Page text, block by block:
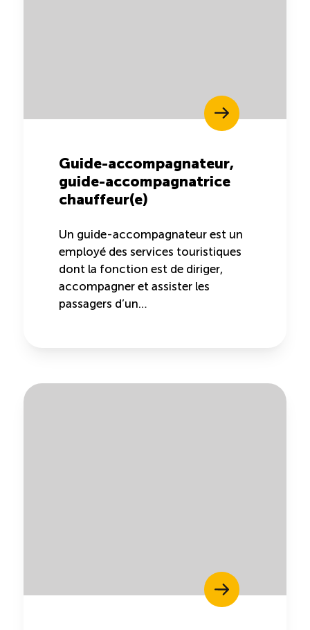
Guide-accompagnateur,
guide-accompagnatrice
chauffeur(e)
Un guide-accompagnateur est un
employé des services touristiques
dont la fonction est de diriger,
accompagner et assister les
passagers d’un…